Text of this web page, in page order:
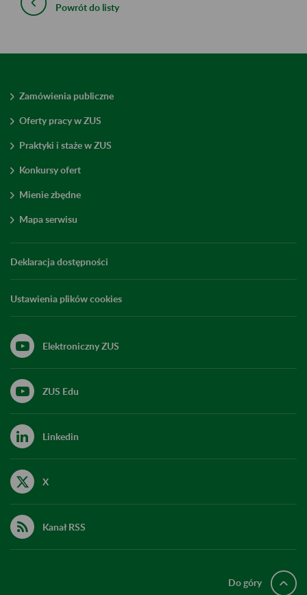
Powrót do listy
Zamówienia publiczne
Oferty pracy w ZUS
Praktyki i staże w ZUS
Konkursy ofert
Mienie zbędne
Mapa serwisu
Deklaracja dostępności
Ustawienia plików cookies
Elektroniczny ZUS
ZUS Edu
Linkedin
X
Kanał RSS
Do góry